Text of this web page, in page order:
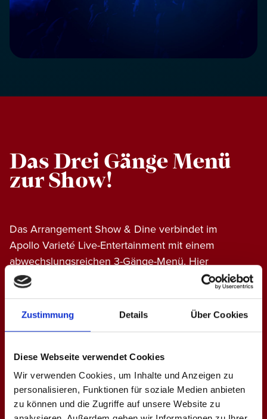
Zustimmung Details Über Cookies
Diese Webseite verwendet Cookies
Wir verwenden Cookies, um Inhalte und Anzeigen zu
personalisieren, Funktionen für soziale Medien anbieten
zu können und die Zugriffe auf unsere Website zu
Das Drei Gänge Menü
zur Show!
Das Arrangement Show & Dine verbindet im
Apollo Varieté Live-Entertainment mit einem
abwechslungsreichen 3-Gänge-Menü. Hier
finden Sie die Menüs zu unseren Programmen
bestehend aus Vorspeise, Hauptgericht und
Nachspeise. Wir servieren die Vorspeise vor der
Vorstellung. In der Pause das Hauptgericht und
Hauptgericht können Sie auch eine vegetarische
oder vegane Variante wählen.